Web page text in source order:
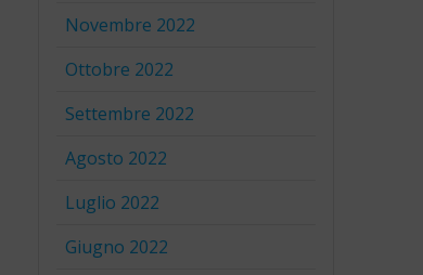
Novembre 2022
Ottobre 2022
Settembre 2022
Agosto 2022
Luglio 2022
Giugno 2022